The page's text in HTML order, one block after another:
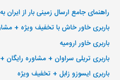
راهنمای جامع ارسال زمینی بار از ایران
باربری خاور خاش با تخفیف ویژه +
باربری خاور ارومیه
باربری تریلی سراوان + مشاوره
باربری ایسوزو زابل + تخفیف ویژه